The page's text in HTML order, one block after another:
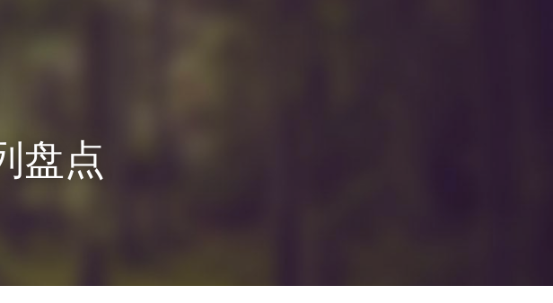
盘点